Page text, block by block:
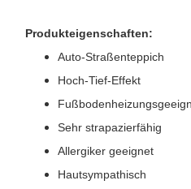
Produkteigenschaften:
Auto-Straßenteppich
Hoch-Tief-Effekt
Sehr strapazierfähig
Allergiker geeignet
Hautsympathisch